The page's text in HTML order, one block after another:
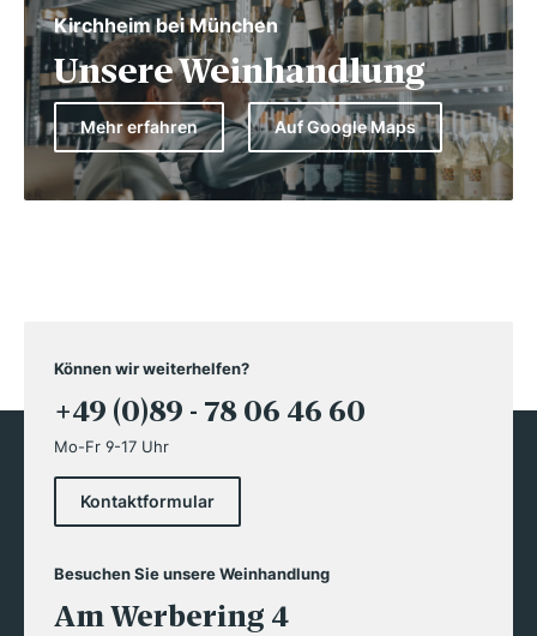
Kirchheim bei München
Unsere Weinhandlung
Mehr erfahren Auf Google Maps
Können wir weiterhelfen?
+49 (0)89 - 78 06 46 60
Mo-Fr 9-17 Uhr
Kontaktformular
Besuchen Sie unsere Weinhandlung
Am Werbering 4